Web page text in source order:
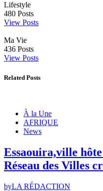
Lifestyle
480 Posts
View Posts
Ma Vie
436 Posts
View Posts
Related Posts
À la Une
AFRIQUE
News
Essaouira,ville
Réseau des Villes
byLA RÉDACTION